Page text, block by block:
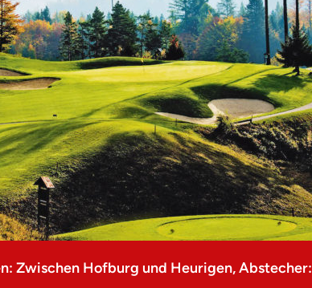
Zwischen Hofburg und Heurigen, Abstecher: